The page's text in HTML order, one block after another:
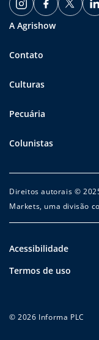
A Agrishow
Contato
Culturas
Pecuária
Colunistas
Direitos autorais ©
Markets, uma divisão
Acessibilidade
Termos de uso
© 2026 Informa PLC